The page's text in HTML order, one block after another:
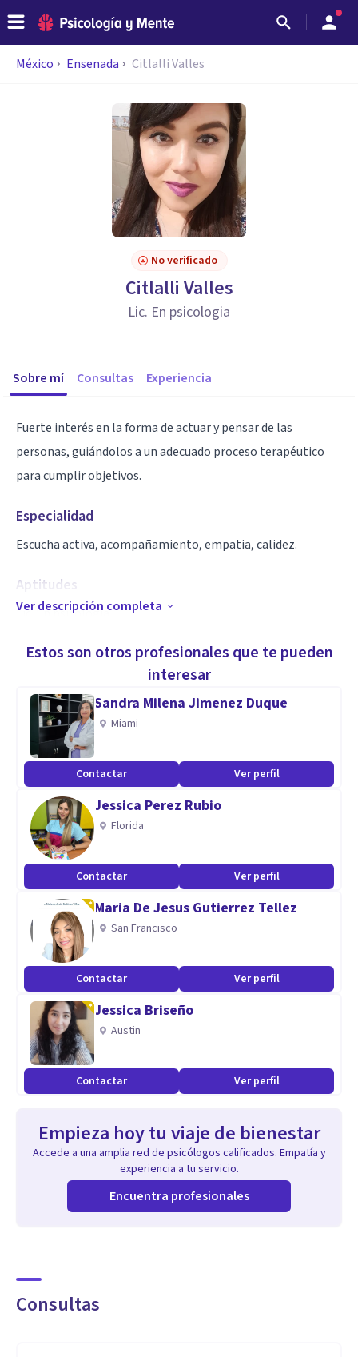
México Ensenada Citlalli Valles
No verificado
Citlalli Valles
Lic. En psicologia
Sobre mí Consultas Experiencia
Fuerte interés en la forma de actuar y pensar de las
personas, guiándolos a un adecuado proceso terapéutico
para cumplir objetivos.
Especialidad
Escucha activa, acompañamiento, empatia, calidez.
Aptitudes
Lic. En psicologia,
Diplomado en recursos humanos y psicología criminal.
Ver descripción completa
Estos son otros profesionales que te pueden
interesar
Sandra Milena Jimenez Duque
Miami
Contactar Ver perfil
Jessica Perez Rubio
Florida
Contactar Ver perfil
Maria De Jesus Gutierrez Tellez
San Francisco
Contactar Ver perfil
Jessica Briseño
Austin
Contactar Ver perfil
Empieza hoy tu viaje de bienestar
Accede a una amplia red de psicólogos calificados. Empatía y
experiencia a tu servicio.
Encuentra profesionales
Consultas